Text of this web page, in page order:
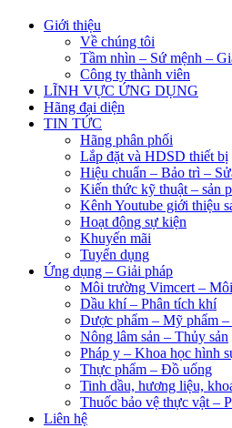
Giới thiệu
Về chúng tôi
Tầm nhìn – Sứ mệnh –
Công ty thành viên
LĨNH VỰC ỨNG DỤNG
Hãng đại diện
TIN TỨC
Hãng phân phối
Lắp đặt và HDSD thiết bị
Hiệu chuẩn – Bảo trì –
Kiến thức kỹ thuật – sản
Kênh Youtube giới thiệu
Hoạt động sự kiện
Khuyến mãi
Tuyển dụng
Ứng dụng – Giải pháp
Môi trường Vimcert –
Dầu khí – Phân tích khí
Dược phẩm – Mỹ phẩm
Nông lâm sản – Thủy sản
Pháp y – Khoa học hình
Thực phẩm – Đồ uống
Tinh dầu, hương liệu,
Thuốc bảo vệ thực vật –
Liên hệ